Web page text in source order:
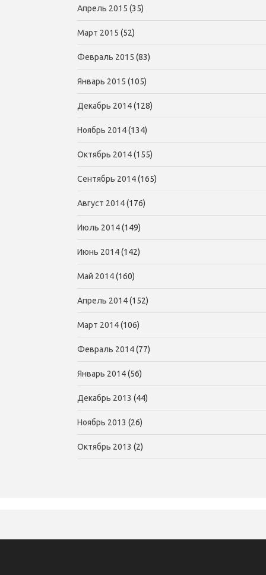
Апрель 2015 (35)
Март 2015 (52)
Февраль 2015 (83)
Январь 2015 (105)
Декабрь 2014(128)
Ноябрь 2014(134)
Октябрь 2014(155)
Сентябрь 2014(165)
Август 2014(176)
Июль 2014(149)
Июнь 2014(142)
Май 2014(160)
Апрель 2014(152)
Март 2014(106)
Февраль 2014(77)
Январь 2014(56)
Декабрь 2013 (44)
Ноябрь 2013 (26)
Октябрь 2013 (2)